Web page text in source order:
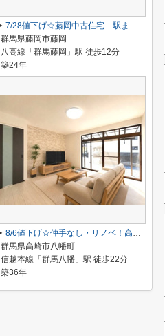
7/28値下げ☆藤岡中古住宅 駅まで12分、駐車2台！
群馬県藤岡市藤岡
八高線「群馬藤岡」駅 徒歩12分
築24年
8/6値下げ☆仲手なし・リノベ！高崎市八幡町平屋
群馬県高崎市八幡町
信越本線「群馬八幡」駅 徒歩22分
築36年